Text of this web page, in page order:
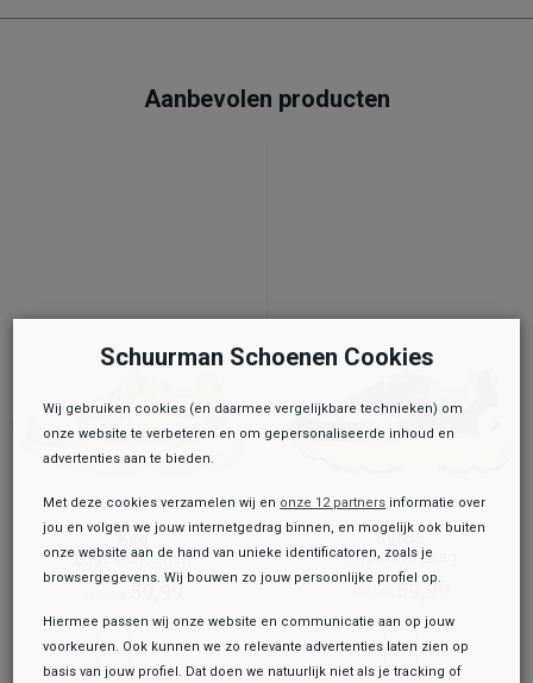
Aanbevolen producten
Lage Schoenen
59,99
Sub55
Sneakers Laag
59,99
Schuurman Schoenen Cookies
Wij gebruiken cookies (en daarmee vergelijkbare technieken) om
onze website te verbeteren en om gepersonaliseerde inhoud en
advertenties aan te bieden.
Met deze cookies verzamelen wij en onze 12 partners informatie over
jou en volgen we jouw internetgedrag binnen, en mogelijk ook buiten
onze website aan de hand van unieke identificatoren, zoals je
browsergegevens. Wij bouwen zo jouw persoonlijke profiel op.
Hiermee passen wij onze website en communicatie aan op jouw
voorkeuren. Ook kunnen we zo relevante advertenties laten zien op
basis van jouw profiel. Dat doen we natuurlijk niet als je tracking of